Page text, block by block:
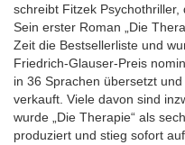
schreibt Fitzek Psychothriller,
Sein erster Roman „Die
Zeit die Bestsellerliste und
Friedrich-Glauser-Preis
in 36 Sprachen übersetzt
verkauft. Viele davon sind
wurde „Die Therapie“ als
produziert und stieg sofort